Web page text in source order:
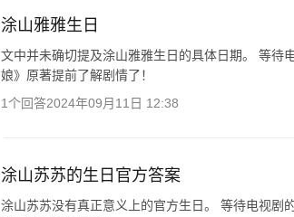
涂山雅雅生日
文中并未确切提及涂山雅雅生日的具体日期。 等待
娘》原著提前了解剧情了！
1个回答2024年09月11日 12:38
涂山苏苏的生日官方答案
涂山苏苏没有真正意义上的官方生日。 等待电视剧